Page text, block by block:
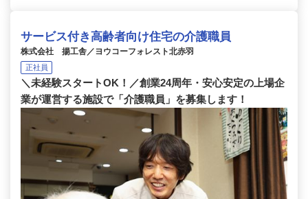
サービス付き高齢者向け住宅の介護職員
株式会社 揚工舎／ヨウコーフォレスト北赤羽
正社員
＼未経験スタートOK！／創業24周年・安心安定の上場企
業が運営する施設で「介護職員」を募集します！